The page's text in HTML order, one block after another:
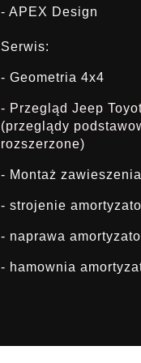
- APEX Design
Serwis:
- Geometria 4x4
- Przegląd Jeep
(przeglądy
rozszerzone)
- Montaż zawieszenia
- strojenie
- naprawa
- hamownia